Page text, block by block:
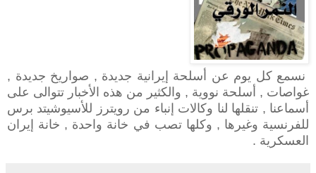
نسمع كل يوم عن أسلحة إيرانية جديدة , صواريخ جديدة ,
غواصات , أسلحة نووية , والكثير من هذه الأخبار تتوالى على
أسماعنا , تنقلها لنا وكالات إنباء من رويترز للأسيوشيتد برس
للفرنسية وغيرها , وكلها تصب في خانة واحدة , خانة إيران
العسكرية .